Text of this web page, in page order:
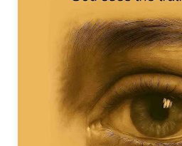
പാലക്കാട്ടിലെ ഒരു ചെറിയ
ലോകത്തിന്റെ മറ്റൊരു അറ്റത്ത്
നിൽക്കുന്ന ഒരു ആത്മാവിന്റെ
ബെഞ്ചിൽ ആരംഭിച്ച നിർമലമായ
അപ്രതീക്ഷിതമായ വിവാഹം,